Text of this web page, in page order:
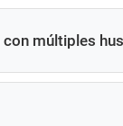
permite a un
múltiples
y multiestación.